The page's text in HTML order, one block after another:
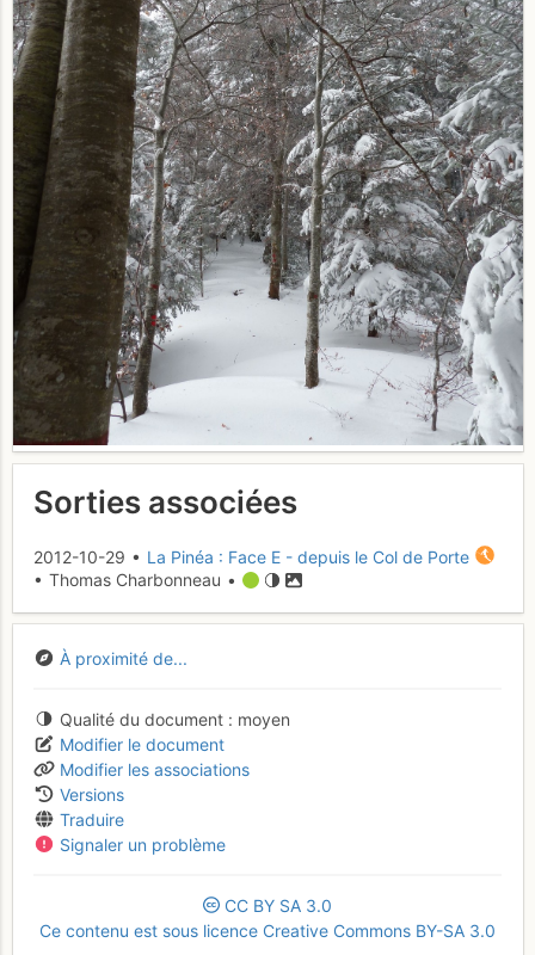
Sorties associées
2012-10-29 • La Pinéa : Face E - depuis le Col de Porte
• Thomas Charbonneau •
À proximité de...
Qualité du document
moyen
Modifier le document
Modifier les associations
Versions
Traduire
Signaler un problème
CC BY SA 3.0
Ce contenu est sous licence Creative Commons BY-SA 3.0